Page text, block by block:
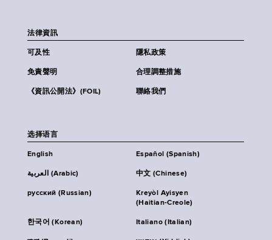
法律資訊
可及性 隱私政策
免責聲明 合理調整措施
《資訊公開法》(FOIL) 聯絡我們
选择语言
English Español (Spanish)
العربية (Arabic) 中文 (Chinese)
русский (Russian)
Kreyòl Ayisyen
(Haitian-Creole)
한국어 (Korean) Italiano (Italian)